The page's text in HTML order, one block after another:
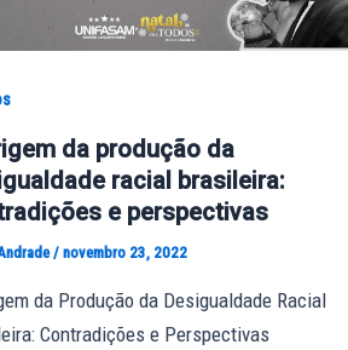
da produção da
racial brasileira:
e perspectivas
/ novembro 23, 2022
da Produção da Desigualdade Racial
Contradições e Perspectivas